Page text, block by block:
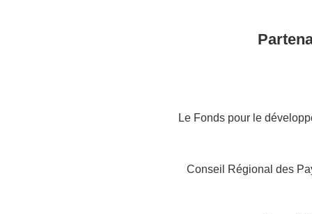
Le Fonds pour le
Conseil Régional des